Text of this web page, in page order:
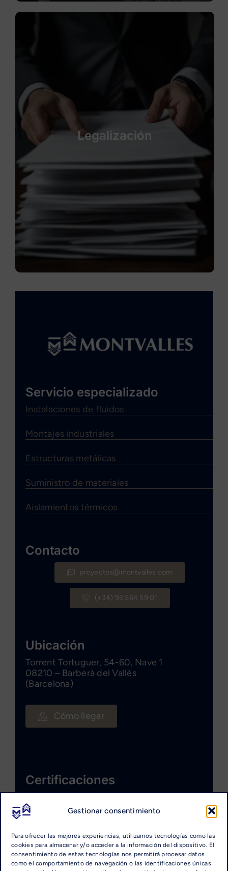
Gestionar consentimiento
Para ofrecer las mejores experiencias, utilizamos tecnologías como las
cookies para almacenar y/o acceder a la información del dispositivo. El
consentimiento de estas tecnologías nos permitirá procesar datos
como el comportamiento de navegación o las identificaciones únicas
Legalización
Servicio especializado
Instalaciones de fluidos
Montajes industriales
Estructuras metálicas
Suministro de materiales
Aislamientos térmicos
Contacto
proyectos@montvalles.com
(+34) 93 564 59 01
Ubicación
Torrent Tortuguer, 54-60, Nave 1
08210 – Barberà del Vallès
(Barcelona)
Cómo llegar
Certificaciones